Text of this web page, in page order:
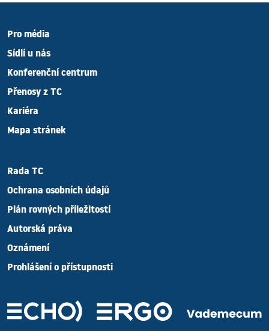
Pro média
Sídlí u nás
Konferenční centrum
Přenosy z TC
Kariéra
Mapa stránek
Rada TC
Ochrana osobních údajů
Plán rovných příležitostí
Autorská práva
Oznámení
Prohlášení o přístupnosti